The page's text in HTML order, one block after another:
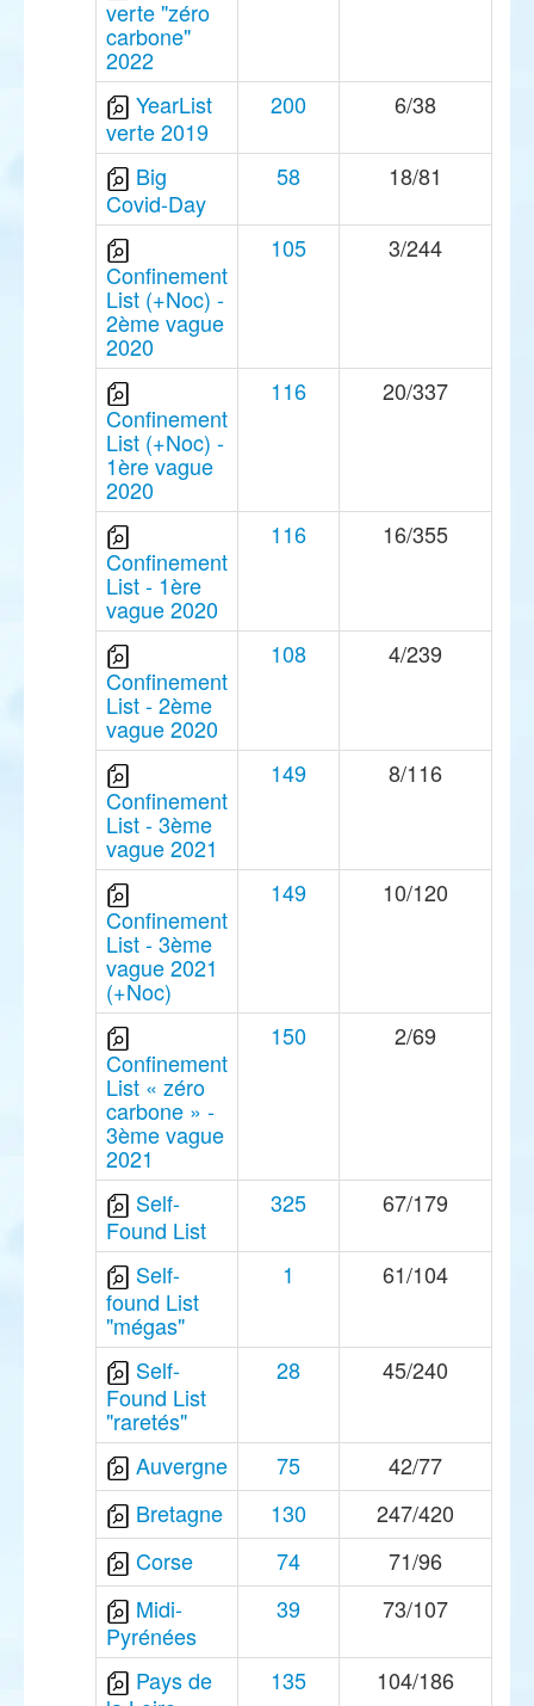
verte "zéro
carbone"
2022
YearList
verte 2019
200 6/38
Big
Covid-Day
58 18/81
Confinement
List (+Noc) -
2ème vague
2020
105 3/244
Confinement
List (+Noc) -
1ère vague
2020
116 20/337
Confinement
List - 1ère
vague 2020
116 16/355
Confinement
List - 2ème
vague 2020
108 4/239
Confinement
List - 3ème
vague 2021
149 8/116
Confinement
List - 3ème
vague 2021
(+Noc)
149 10/120
Confinement
List « zéro
carbone » -
3ème vague
2021
150 2/69
Self-
Found List
325 67/179
Self-
found List
"mégas"
1 61/104
Self-
Found List
"raretés"
28 45/240
Auvergne 75
42/77
Bretagne
130
247/420
Corse
74
71/96
Midi-
Pyrénées
39 73/107
Pays de
135 104/186